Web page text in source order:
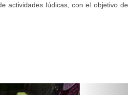
actividades lúdicas, con el objetivo de